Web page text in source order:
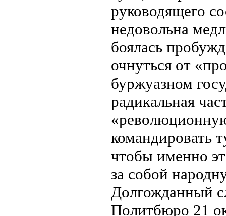
руководящего
недовольна
боялась
очнуться от
буржуазном
радикальная
командировать
чтобы именно
за собой
Долгожданный
Политбюро 21